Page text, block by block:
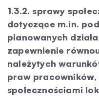
1.3.2. sprawy
dotyczące m.in.
planowanych
zapewnienie
należytych
praw pracowników,
społecznościami